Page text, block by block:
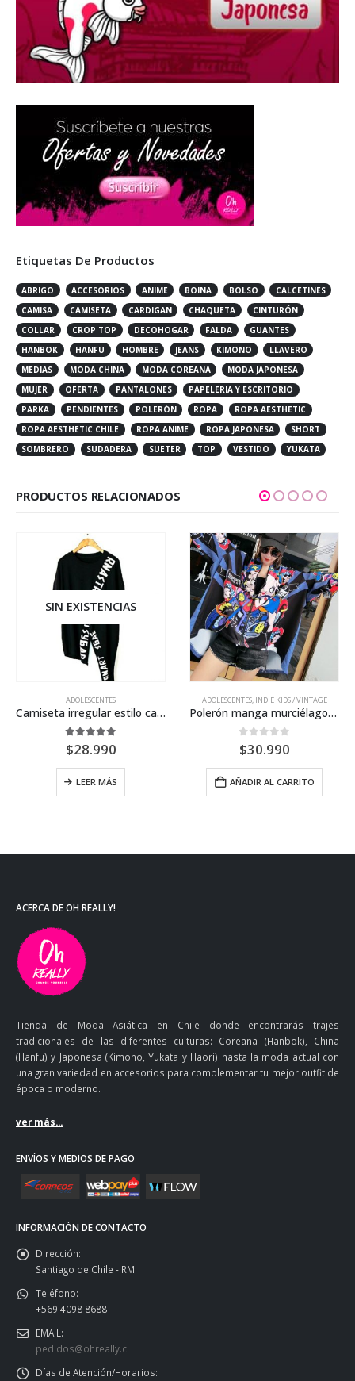
Etiquetas De Productos
ABRIGO ACCESORIOS ANIME BOINA BOLSO
CALCETINES
CAMISA
CAMISETA CARDIGAN CHAQUETA
CINTURÓN
COLLAR
CROP TOP DECOHOGAR FALDA
GUANTES
HANBOK
HANFU HOMBRE JEANS KIMONO
LLAVERO
MEDIAS
MODA CHINA MODA COREANA
MODA JAPONESA
MUJER
OFERTA PANTALONES
PAPELERIA Y ESCRITORIO
PARKA
PENDIENTES POLERÓN ROPA
ROPA AESTHETIC
ROPA AESTHETIC CHILE
ROPA ANIME ROPA JAPONESA
SHORT
SOMBRERO
SUDADERA SUETER TOP VESTIDO YUKATA
PRODUCTOS RELACIONADOS
SIN EXISTENCIAS
ADOLESCENTES
Camiseta irregular estilo casual
5.00 out of 5
$28.990
LEER MÁS
ADOLESCENTES, INDIE KIDS / VINTAGE
Polerón manga murciélago oversize
0 out of 5
$30.990
AÑADIR AL CARRITO
ACERCA DE OH REALLY!
Tienda de Moda Asiática en Chile donde encontrarás trajes
tradicionales de las diferentes culturas: Coreana (Hanbok), China
(Hanfu) y Japonesa (Kimono, Yukata y Haori) hasta la moda actual con
una gran variedad en accesorios para complementar tu mejor outfit de
época o moderno.
ver más...
ENVÍOS Y MEDIOS DE PAGO
INFORMACIÓN DE CONTACTO
Dirección:
Santiago de Chile - RM.
Teléfono:
+569 4098 8688
EMAIL:
pedidos@ohreally.cl
Días de Atención/Horarios: